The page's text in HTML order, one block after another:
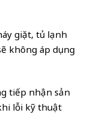
giặt, tủ lạnh
không áp dụng
tiếp nhận sản
lỗi kỹ thuật